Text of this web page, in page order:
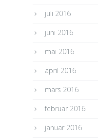
juli 2016
juni 2016
mai 2016
april 2016
mars 2016
februar 2016
januar 2016